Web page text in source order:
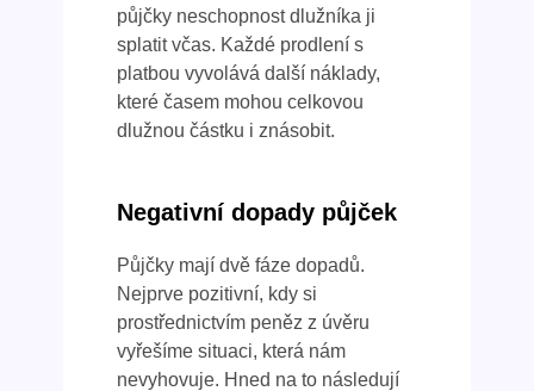
půjčky neschopnost dlužníka ji
splatit včas. Každé prodlení s
platbou vyvolává další náklady,
které časem mohou celkovou
dlužnou částku i znásobit.
Negativní dopady půjček
Půjčky mají dvě fáze dopadů.
Nejprve pozitivní, kdy si
prostřednictvím peněz z úvěru
vyřešíme situaci, která nám
nevyhovuje. Hned na to následují